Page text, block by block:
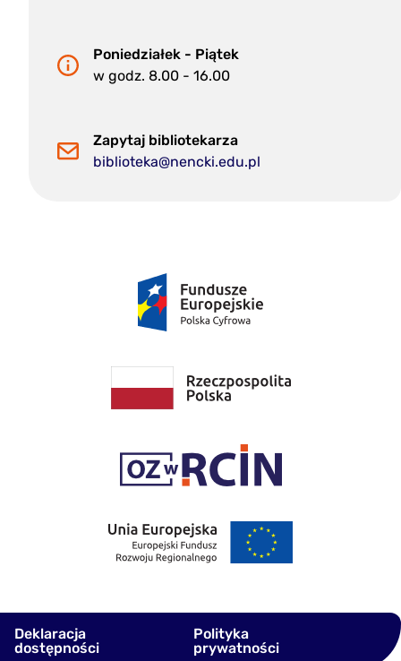
Poniedziałek - Piątek
w godz. 8.00 - 16.00
Zapytaj bibliotekarza
biblioteka@nencki.edu.pl
Deklaracja
dostępności
Polityka
prywatności